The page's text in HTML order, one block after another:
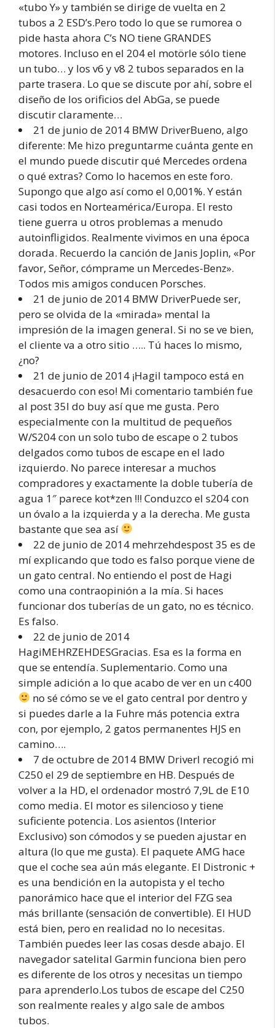
«tubo Y» y también se dirige de vuelta en 2
tubos a 2 ESD’s.Pero todo lo que se rumorea o
pide hasta ahora C’s NO tiene GRANDES
motores. Incluso en el 204 el motörle sólo tiene
un tubo… y los v6 y v8 2 tubos separados en la
parte trasera. Lo que se discute por ahí, sobre el
diseño de los orificios del AbGa, se puede
discutir claramente…
21 de junio de 2014 BMW DriverBueno, algo
diferente: Me hizo preguntarme cuánta gente en
el mundo puede discutir qué Mercedes ordena
o qué extras? Como lo hacemos en este foro.
Supongo que algo así como el 0,001%. Y están
casi todos en Norteamérica/Europa. El resto
tiene guerra u otros problemas a menudo
autoinfligidos. Realmente vivimos en una época
dorada. Recuerdo la canción de Janis Joplin, «Por
favor, Señor, cómprame un Mercedes-Benz».
Todos mis amigos conducen Porsches.
21 de junio de 2014 BMW DriverPuede ser,
pero se olvida de la «mirada» mental la
impresión de la imagen general. Si no se ve bien,
el cliente va a otro sitio ….. Tú haces lo mismo,
¿no?
21 de junio de 2014 ¡HagiI tampoco está en
desacuerdo con eso! Mi comentario también fue
al post 35I do buy así que me gusta. Pero
especialmente con la multitud de pequeños
W/S204 con un solo tubo de escape o 2 tubos
delgados como tubos de escape en el lado
izquierdo. No parece interesar a muchos
compradores y exactamente la doble tubería de
agua 1″ parece kot*zen !!! Conduzco el s204 con
un óvalo a la izquierda y a la derecha. Me gusta
bastante que sea así
22 de junio de 2014 mehrzehdespost 35 es de
mí explicando que todo es falso porque viene de
un gato central. No entiendo el post de Hagi
como una contraopinión a la mía. Si haces
funcionar dos tuberías de un gato, no es técnico.
Es falso.
22 de junio de 2014
HagiMEHRZEHDESGracias. Esa es la forma en
que se entendía. Suplementario. Como una
simple adición a lo que acabo de ver en un c400
no sé cómo se ve el gato central por dentro y
si puedes darle a la Fuhre más potencia extra
con, por ejemplo, 2 gatos permanentes HJS en
camino….
7 de octubre de 2014 BMW DriverI recogió mi
C250 el 29 de septiembre en HB. Después de
volver a la HD, el ordenador mostró 7,9L de E10
como media. El motor es silencioso y tiene
suficiente potencia. Los asientos (Interior
Exclusivo) son cómodos y se pueden ajustar en
altura (lo que me gusta). El paquete AMG hace
que el coche sea aún más elegante. El Distronic +
es una bendición en la autopista y el techo
panorámico hace que el interior del FZG sea
más brillante (sensación de convertible). El HUD
está bien, pero en realidad no lo necesitas.
También puedes leer las cosas desde abajo. El
navegador satelital Garmin funciona bien pero
es diferente de los otros y necesitas un tiempo
para aprenderlo.Los tubos de escape del C250
son realmente reales y algo sale de ambos
tubos.